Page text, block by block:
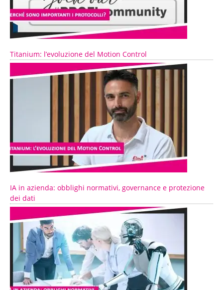
Titanium: l’evoluzione del Motion Control
IA in azienda: obblighi normativi, governance e protezione
dei dati